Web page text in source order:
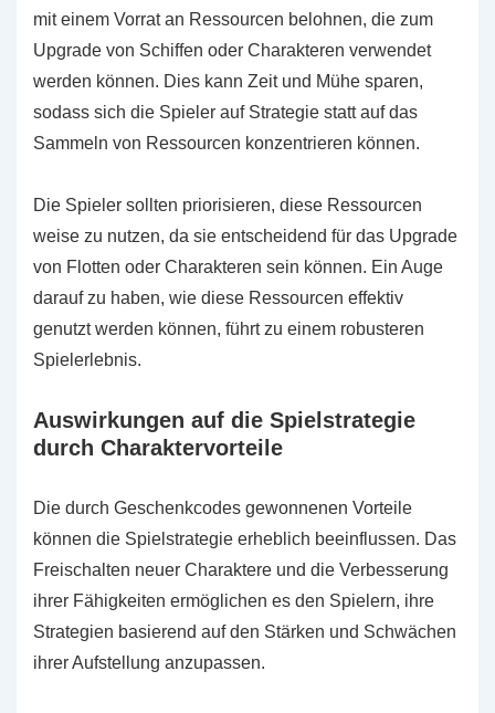
mit einem Vorrat an Ressourcen belohnen, die zum
Upgrade von Schiffen oder Charakteren verwendet
werden können. Dies kann Zeit und Mühe sparen,
sodass sich die Spieler auf Strategie statt auf das
Sammeln von Ressourcen konzentrieren können.
Die Spieler sollten priorisieren, diese Ressourcen
weise zu nutzen, da sie entscheidend für das Upgrade
von Flotten oder Charakteren sein können. Ein Auge
darauf zu haben, wie diese Ressourcen effektiv
genutzt werden können, führt zu einem robusteren
Spielerlebnis.
Auswirkungen auf die Spielstrategie
durch Charaktervorteile
Die durch Geschenkcodes gewonnenen Vorteile
können die Spielstrategie erheblich beeinflussen. Das
Freischalten neuer Charaktere und die Verbesserung
ihrer Fähigkeiten ermöglichen es den Spielern, ihre
Strategien basierend auf den Stärken und Schwächen
ihrer Aufstellung anzupassen.